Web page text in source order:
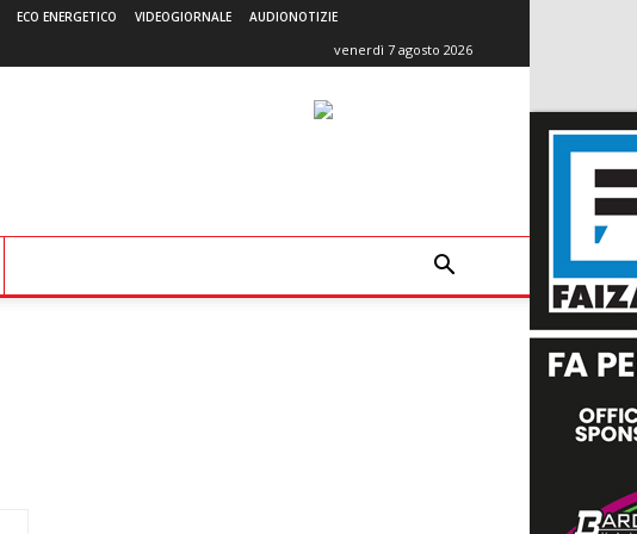
ECO ENERGETICO VIDEOGIORNALE AUDIONOTIZIE
venerdì 7 agosto 2026